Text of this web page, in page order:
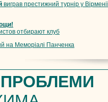
виграв престижний турнір у Вірменії
отбирают клуб
на Меморіалі Панченка